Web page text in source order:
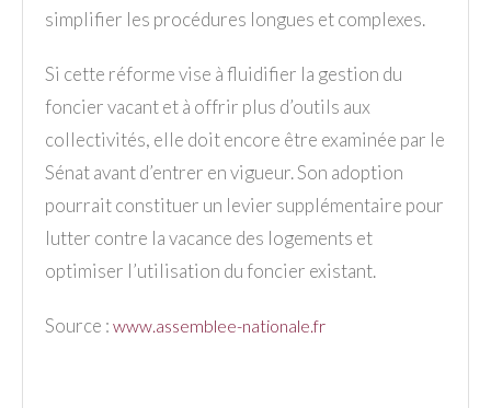
simplifier les procédures longues et complexes.
Si cette réforme vise à fluidifier la gestion du
foncier vacant et à offrir plus d’outils aux
collectivités, elle doit encore être examinée par le
Sénat avant d’entrer en vigueur. Son adoption
pourrait constituer un levier supplémentaire pour
lutter contre la vacance des logements et
optimiser l’utilisation du foncier existant.
Source : www.assemblee-nationale.fr